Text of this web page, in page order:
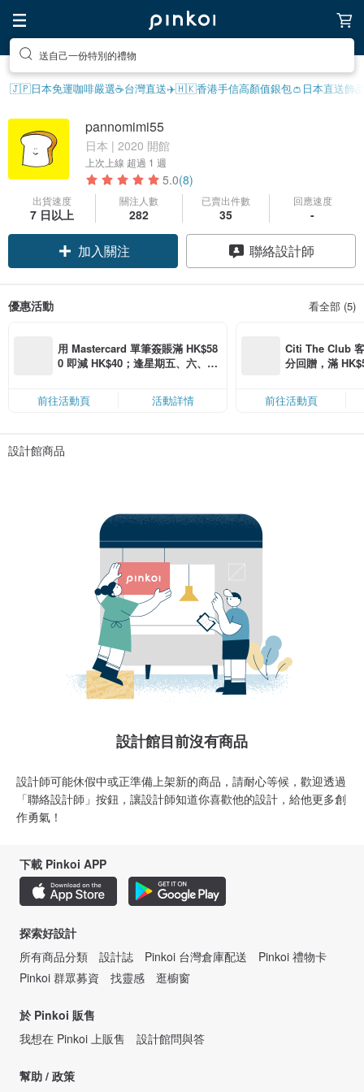
送自己一份特別的禮物
🇯🇵日本免運咖啡嚴選☕️台灣直送✈️🇭🇰香港手信高顏值銀包👛 日本直送飾
pannomimi55
日本 | 2020 開館
上次上線 超過 1 週
5.0(8)
出貨速度
7 日以上
關注人數
282
已賣出件數
35
回應速度
-
加入關注 聯絡設計師
優惠活動 看全部 (5)
用 Mastercard 單筆簽賬滿 HK$58
0 即減 HK$40；逢星期五、六、日
卡」結帳）
前往活動頁 活動詳情
Citi The Club
分回贈，滿
前往活動頁
設計館商品
設計館目前沒有商品
設計師可能休假中或正準備上架新的商品，請耐心等候，歡迎透過
「聯絡設計師」按鈕，讓設計師知道你喜歡他的設計，給他更多創
作勇氣！
下載 Pinkoi APP
探索好設計
所有商品分類
設計誌 Pinkoi 台灣倉庫配送
Pinkoi 禮物卡
Pinkoi 群眾募資
找靈感 逛櫥窗
於 Pinkoi 販售
我想在 Pinkoi 上販售
設計館問與答
幫助 / 政策